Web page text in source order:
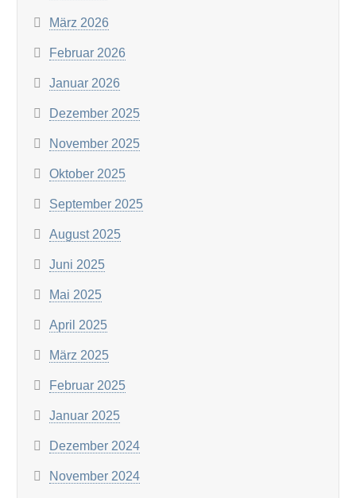
März 2026
Februar 2026
Januar 2026
Dezember 2025
November 2025
Oktober 2025
September 2025
August 2025
Juni 2025
Mai 2025
April 2025
März 2025
Februar 2025
Januar 2025
Dezember 2024
November 2024